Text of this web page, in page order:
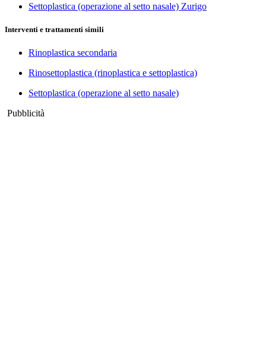
Settoplastica (operazione al setto nasale) Zurigo
Interventi e trattamenti simili
Rinoplastica secondaria
Rinosettoplastica (rinoplastica e settoplastica)
Settoplastica (operazione al setto nasale)
Pubblicità